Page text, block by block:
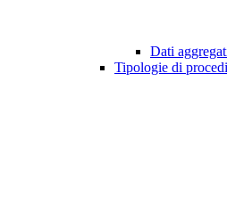
Dati
Tipologie di